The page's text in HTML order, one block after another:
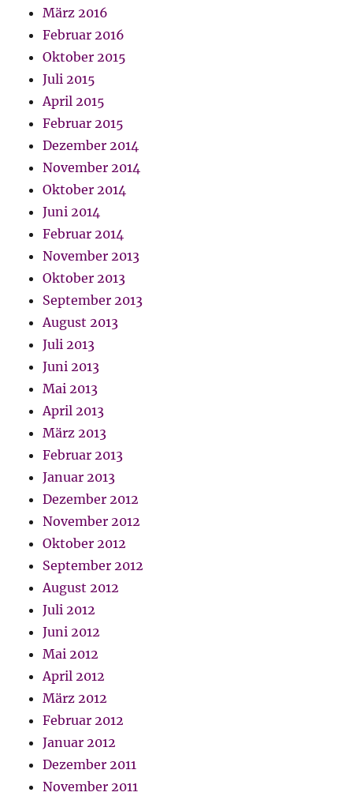
März 2016
Februar 2016
Oktober 2015
Juli 2015
April 2015
Februar 2015
Dezember 2014
November 2014
Oktober 2014
Juni 2014
Februar 2014
November 2013
Oktober 2013
September 2013
August 2013
Juli 2013
Juni 2013
Mai 2013
April 2013
März 2013
Februar 2013
Januar 2013
Dezember 2012
November 2012
Oktober 2012
September 2012
August 2012
Juli 2012
Juni 2012
Mai 2012
April 2012
März 2012
Februar 2012
Januar 2012
Dezember 2011
November 2011